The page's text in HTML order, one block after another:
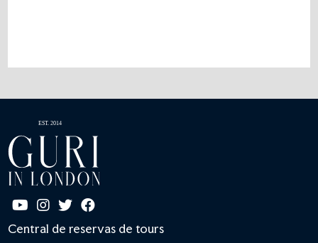
Central de reservas de tours